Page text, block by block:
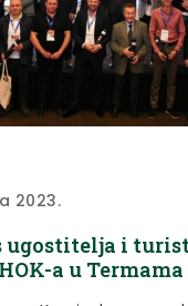
2023.
ugostitelja i
a u